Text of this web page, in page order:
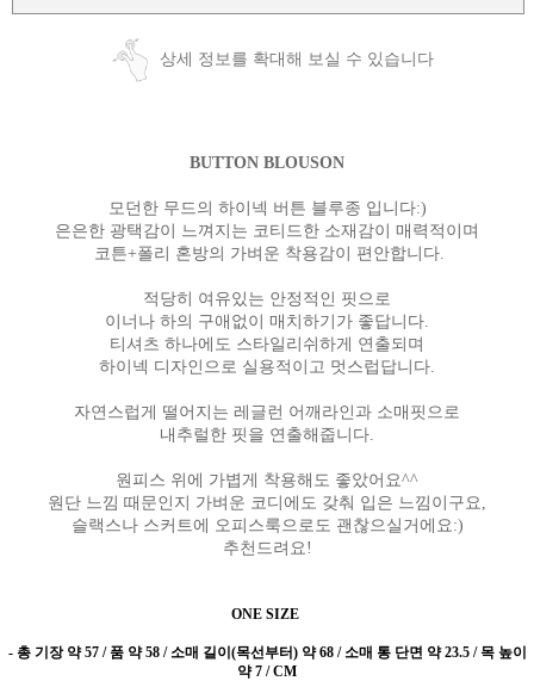
상세 정보를 확대해 보실 수 있습니다
BUTTON BLOUSON
모던한 무드의 하이넥 버튼 블루종 입니다:)
은은한 광택감이 느껴지는 코티드한 소재감이 매력적이며
코튼+폴리 혼방의 가벼운 착용감이 편안합니다.
적당히 여유있는 안정적인 핏으로
이너나 하의 구애없이 매치하기가 좋답니다.
티셔츠 하나에도 스타일리쉬하게 연출되며
하이넥 디자인으로 실용적이고 멋스럽답니다.
자연스럽게 떨어지는 레글런 어깨라인과 소매핏으로
내추럴한 핏을 연출해줍니다.
원피스 위에 가볍게 착용해도 좋았어요^^
원단 느낌 때문인지 가벼운 코디에도 갖춰 입은 느낌이구요,
슬랙스나 스커트에 오피스룩으로도 괜찮으실거에요:)
추천드려요!
ONE SIZE
- 총 기장 약 57 / 품 약 58 / 소매 길이(목선부터) 약 68 / 소매 통 단면 약 23.5 / 목 높이
약 7 / CM